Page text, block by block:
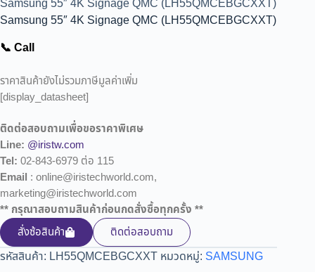
Samsung 55″ 4K Signage QMC (LH55QMCEBGCXXT)
Samsung 55″ 4K Signage QMC (LH55QMCEBGCXXT)
📞 Call
ราคาสินค้ายังไม่รวมภาษีมูลค่าเพิ่ม
[display_datasheet]
ติดต่อสอบถามเพื่อขอราคาพิเศษ
Line: @iristw.com
Tel: 02-843-6979 ต่อ 115
Email : online@iristechworld.com,
marketing@iristechworld.com
** กรุณาสอบถามสินค้าก่อนกดสั่งซื้อทุกครั้ง **
สั่งซ้อสินค้า
ติดต่อสอบถาม
รหัสสินค้า: LH55QMCEBGCXXT หมวดหมู่: SAMSUNG